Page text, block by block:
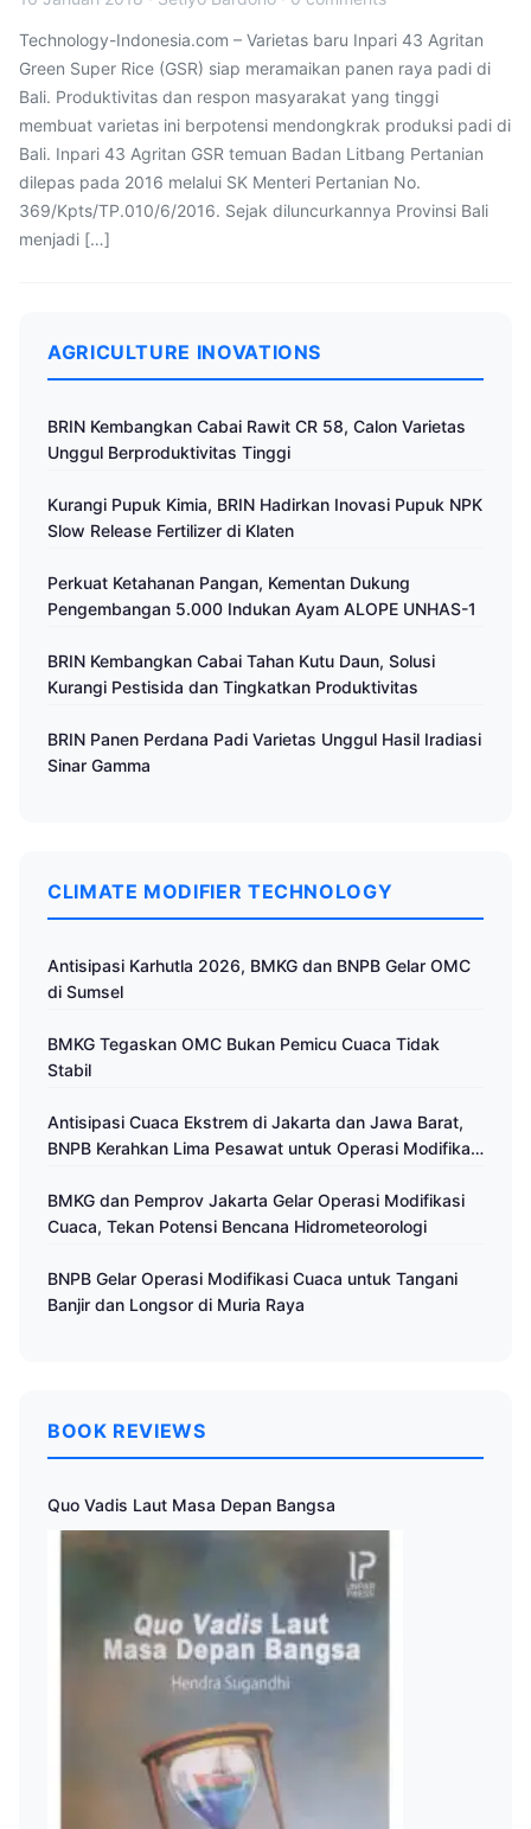
Technology-Indonesia.com – Varietas baru Inpari 43 Agritan
Green Super Rice (GSR) siap meramaikan panen raya padi di
Bali. Produktivitas dan respon masyarakat yang tinggi
membuat varietas ini berpotensi mendongkrak produksi padi di
Bali. Inpari 43 Agritan GSR temuan Badan Litbang Pertanian
dilepas pada 2016 melalui SK Menteri Pertanian No.
369/Kpts/TP.010/6/2016. Sejak diluncurkannya Provinsi Bali
menjadi […]
AGRICULTURE INOVATIONS
BRIN Kembangkan Cabai Rawit CR 58, Calon Varietas
Unggul Berproduktivitas Tinggi
Kurangi Pupuk Kimia, BRIN Hadirkan Inovasi Pupuk NPK
Slow Release Fertilizer di Klaten
Perkuat Ketahanan Pangan, Kementan Dukung
Pengembangan 5.000 Indukan Ayam ALOPE UNHAS-1
BRIN Kembangkan Cabai Tahan Kutu Daun, Solusi
Kurangi Pestisida dan Tingkatkan Produktivitas
BRIN Panen Perdana Padi Varietas Unggul Hasil Iradiasi
Sinar Gamma
CLIMATE MODIFIER TECHNOLOGY
Antisipasi Karhutla 2026, BMKG dan BNPB Gelar OMC
di Sumsel
BMKG Tegaskan OMC Bukan Pemicu Cuaca Tidak
Stabil
Antisipasi Cuaca Ekstrem di Jakarta dan Jawa Barat,
BNPB Kerahkan Lima Pesawat untuk Operasi Modifikasi
BMKG dan Pemprov Jakarta Gelar Operasi Modifikasi
Cuaca, Tekan Potensi Bencana Hidrometeorologi
BNPB Gelar Operasi Modifikasi Cuaca untuk Tangani
Banjir dan Longsor di Muria Raya
BOOK REVIEWS
Quo Vadis Laut Masa Depan Bangsa